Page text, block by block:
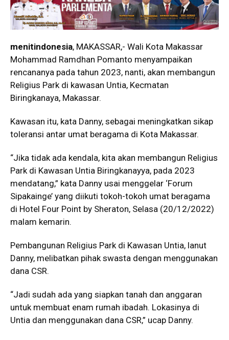
menitindonesia, MAKASSAR,- Wali Kota Makassar
Mohammad Ramdhan Pomanto menyampaikan
rencananya pada tahun 2023, nanti, akan membangun
Religius Park di kawasan Untia, Kecmatan
Biringkanaya, Makassar.
Kawasan itu, kata Danny, sebagai meningkatkan sikap
toleransi antar umat beragama di Kota Makassar.
“Jika tidak ada kendala, kita akan membangun Religius
Park di Kawasan Untia Biringkanayya, pada 2023
mendatang,” kata Danny usai menggelar ‘Forum
Sipakainge’ yang diikuti tokoh-tokoh umat beragama
di Hotel Four Point by Sheraton, Selasa (20/12/2022)
malam kemarin.
Pembangunan Religius Park di Kawasan Untia, lanut
Danny, melibatkan pihak swasta dengan menggunakan
dana CSR.
“Jadi sudah ada yang siapkan tanah dan anggaran
untuk membuat enam rumah ibadah. Lokasinya di
Untia dan menggunakan dana CSR,” ucap Danny.